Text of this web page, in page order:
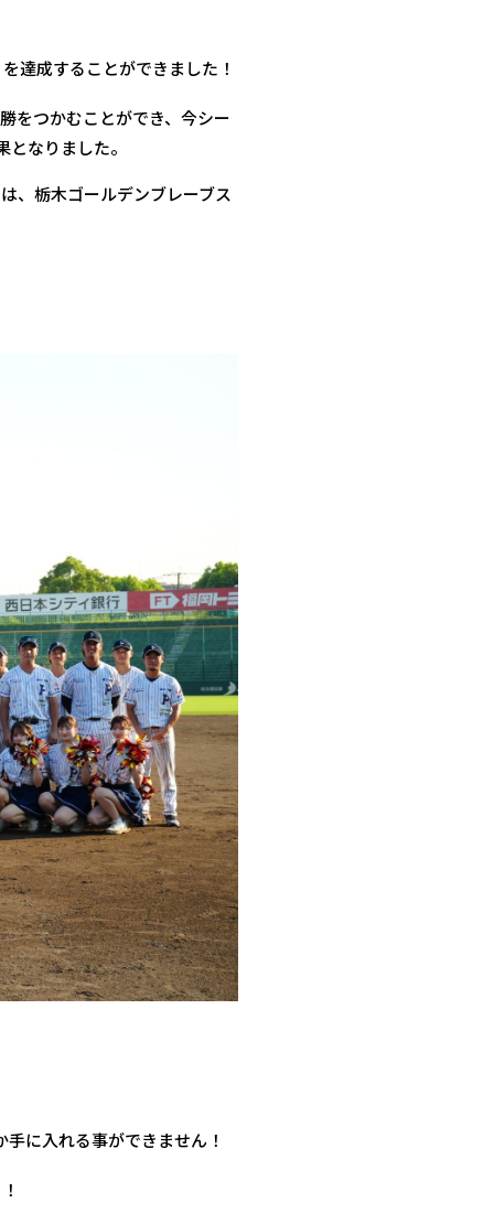
を達成することができました！
をつかむことができ、今シー
なりました。
、栃木ゴールデンブレーブス
に入れる事ができません！